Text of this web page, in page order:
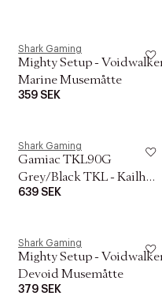
Shark Gaming
Mighty Setup -
Marine Musemåtte
359 SEK
Shark Gaming
Gamiac TKL90G
Grey/Black TKL - Kailh
Red Tastatur
639 SEK
Shark Gaming
Mighty Setup -
Devoid Musemåtte
379 SEK